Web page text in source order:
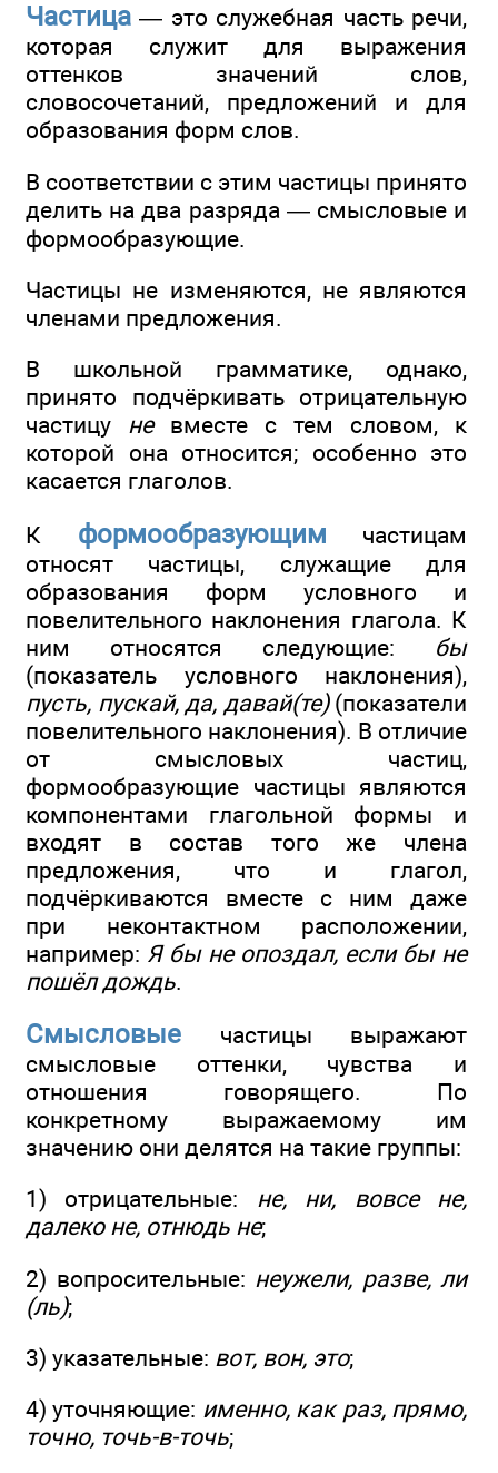
Частица — это служебная часть речи,
которая служит для выражения
оттенков значений слов,
словосочетаний, предложений и для
образования форм слов.
В соответствии с этим частицы принято
делить на два разряда — смысловые и
формообразующие.
Частицы не изменяются, не являются
членами предложения.
В школьной грамматике, однако,
принято подчёркивать отрицательную
частицу невместе с тем словом, к
которой она относится; особенно это
касается глаголов.
К формообразующим частицам
относят частицы, служащие для
образования форм условного и
повелительного наклонения глагола. К
ним относятся следующие: бы
(показатель условного наклонения),
пусть, пускай, да, давай(те)(показатели
повелительного наклонения). В отличие
от смысловых частиц,
формообразующие частицы являются
компонентами глагольной формы и
входят в состав того же члена
предложения, что и глагол,
подчёркиваются вместе с ним даже
при неконтактном расположении,
например: Я бы не опоздал, если бы не
пошёл дождь.
Смысловые частицы выражают
смысловые оттенки, чувства и
отношения говорящего. По
конкретному выражаемому им
значению они делятся на такие группы:
1) отрицательные: не, ни, вовсе не,
далеко не, отнюдь не;
2) вопросительные: неужели, разве, ли
(ль);
3) указательные: вот, вон, это;
4) уточняющие: именно, как раз, прямо,
точно, точь-в-точь;